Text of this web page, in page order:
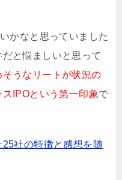
かなと思っていました
と悩ましいと思って
うなリートが状況の
IPOという第一印象で
社の特徴と感想を随